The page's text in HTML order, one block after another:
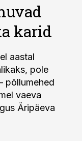
karid
aastal
pole
põllumehed
vaeva
Äripäeva